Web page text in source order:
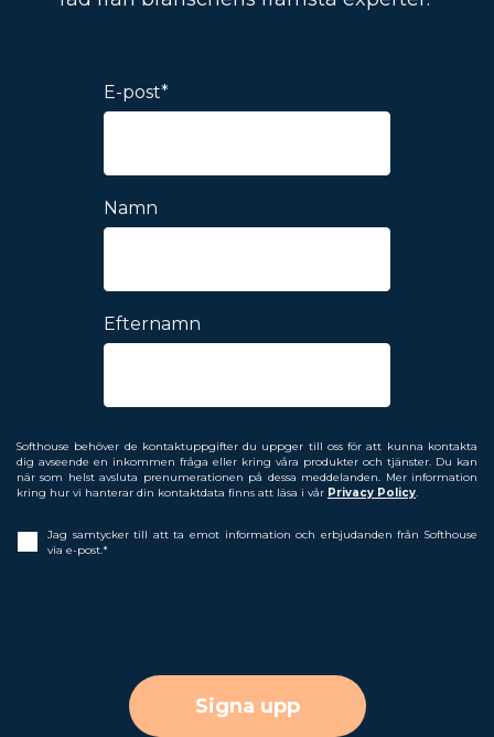
E-post*
Namn
Efternamn
Softhouse behöver de kontaktuppgifter du uppger till oss för att kunna kontakta
dig avseende en inkommen fråga eller kring våra produkter och tjänster. Du kan
när som helst avsluta prenumerationen på dessa meddelanden. Mer information
kring hur vi hanterar din kontaktdata finns att läsa i vår Privacy Policy
Jag samtycker till att ta emot information och erbjudanden från Softhouse
via e-post.*